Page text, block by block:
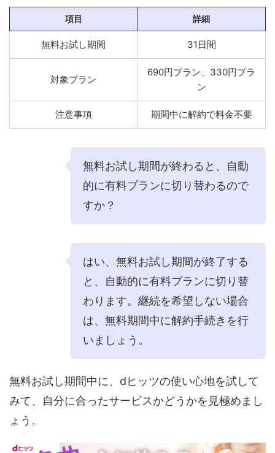
項目 詳細
無料お試し期間 31日間
対象プラン
690円プラン、330円プラ
ン
注意事項 期間中に解約で料金不要
無料お試し期間が終わると、自動
的に有料プランに切り替わるので
すか？
はい、無料お試し期間が終了する
と、自動的に有料プランに切り替
わります。継続を希望しない場合
は、無料期間中に解約手続きを行
いましょう。
無料お試し期間中に、dヒッツの使い心地を試して
みて、自分に合ったサービスかどうかを見極めまし
ょう。